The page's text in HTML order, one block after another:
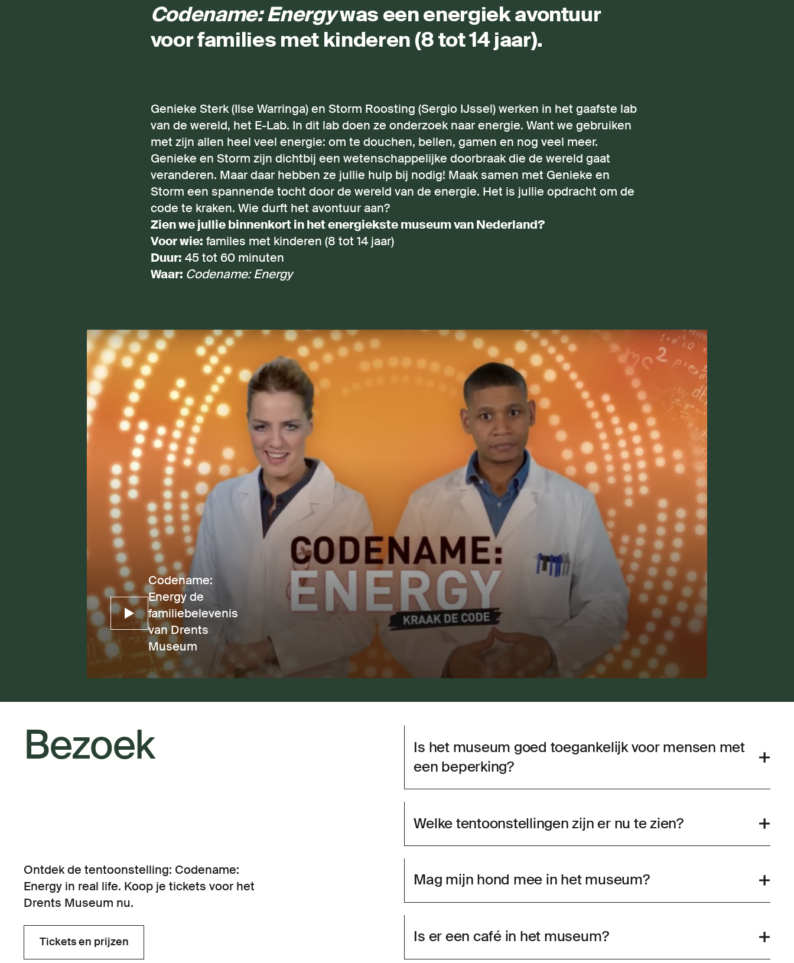
Codename: Energywas een energiek avontuur
voor families met kinderen (8 tot 14 jaar).
Genieke Sterk (Ilse Warringa) en Storm Roosting (Sergio IJssel) werken in het gaafste lab
van de wereld, het E-Lab. In dit lab doen ze onderzoek naar energie. Want we gebruiken
met zijn allen heel veel energie: om te douchen, bellen, gamen en nog veel meer.
Genieke en Storm zijn dichtbij een wetenschappelijke doorbraak die de wereld gaat
veranderen. Maar daar hebben ze jullie hulp bij nodig! Maak samen met Genieke en
Storm een spannende tocht door de wereld van de energie. Het is jullie opdracht om de
code te kraken. Wie durft het avontuur aan?
Zien we jullie binnenkort in het energiekste museum van Nederland?
Voor wie: familes met kinderen (8 tot 14 jaar)
Duur: 45 tot 60 minuten
Waar: Codename: Energy
Codename:
Energy de
familiebelevenis
van Drents
Museum
Bezoek
Ontdek de tentoonstelling: Codename:
Energy in real life. Koop je tickets voor het
Drents Museum nu.
Tickets en prijzen
Tickets en prijzen
Is het museum goed toegankelijk voor mensen met
een beperking?
Welke tentoonstellingen zijn er nu te zien?
Mag mijn hond mee in het museum?
Is er een café in het museum?